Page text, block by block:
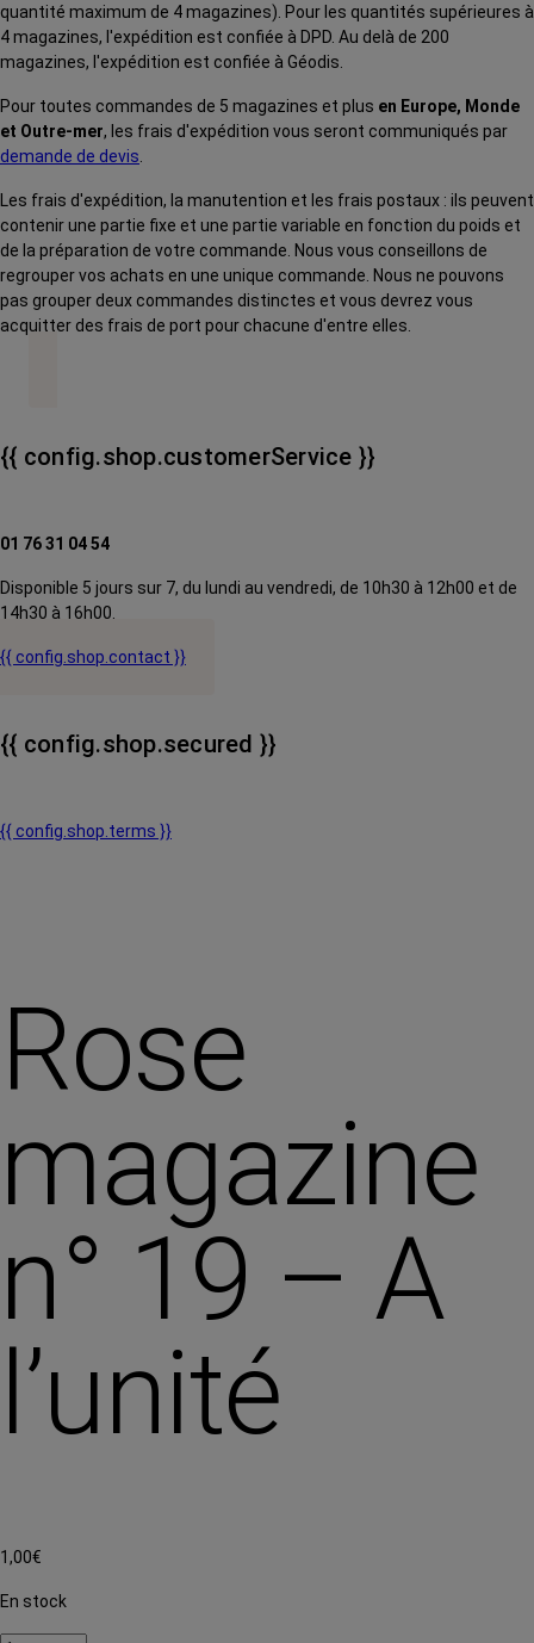
quantité maximum de 4 magazines). Pour les quantités supérieures à
4 magazines, l'expédition est confiée à DPD. Au delà de 200
magazines, l'expédition est confiée à Géodis.
Pour toutes commandes de 5 magazines et plus en Europe, Monde
et Outre-mer, les frais d'expédition vous seront communiqués par
demande de devis
Les frais d'expédition, la manutention et les frais postaux : ils peuvent
contenir une partie fixe et une partie variable en fonction du poids et
de la préparation de votre commande. Nous vous conseillons de
regrouper vos achats en une unique commande. Nous ne pouvons
pas grouper deux commandes distinctes et vous devrez vous
acquitter des frais de port pour chacune d'entre elles.
{{ config.shop.customerService }}
01 76 31 04 54
Disponible 5 jours sur 7, du lundi au vendredi, de 10h30 à 12h00 et de
14h30 à 16h00.
{{ config.shop.contact }}
{{ config.shop.secured }}
{{ config.shop.terms }}
Rose
magazine
n° 19 – A
l’unité
1,00€
En stock